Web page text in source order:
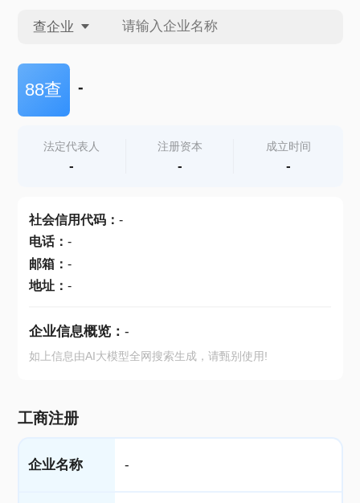
查企业
查企业
查产地
88查 -
法定代表人
-
注册资本
-
成立时间
-
社会信用代码： -
电话： -
邮箱： -
地址： -
企业信息概览： -
如上信息由AI大模型全网搜索生成，请甄别使用!
工商注册
企业名称 -